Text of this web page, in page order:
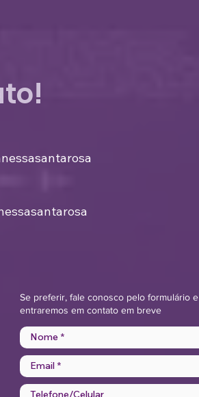
Se preferir, fale conosco pelo formulário e
entraremos em contato em breve